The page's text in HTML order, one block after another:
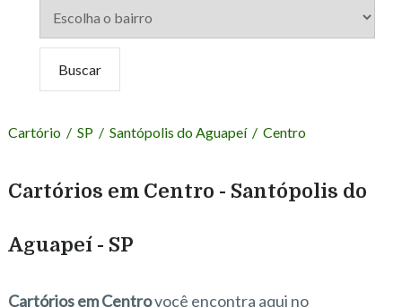
Cartório / SP / Santópolis do Aguapeí / Centro
Cartórios em Centro - Santópolis do
Aguapeí - SP
Cartórios em Centrovocê encontra aqui no